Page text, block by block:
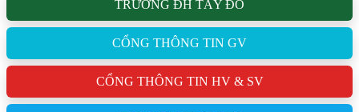
TRƯỜNG ĐH TÂY ĐÔ
CỔNG THÔNG TIN GV
CỔNG THÔNG TIN HV & SV